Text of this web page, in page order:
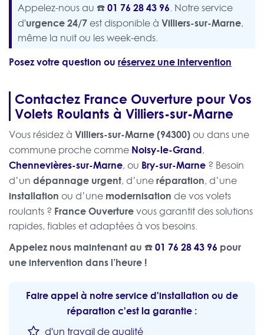
Appelez-nous au ☎️01 76 28 43 96. Notre service
d'urgence 24/7 est disponible à Villiers-sur-Marne,
même la nuit ou les week-ends.
Posez votre question ou réservez une intervention
Contactez France Ouverture pour Vos
Volets Roulants à Villiers-sur-Marne
Vous résidez à Villiers-sur-Marne (94300)ou dans une
commune proche comme Noisy-le-Grand,
Chennevières-sur-Marne, ou Bry-sur-Marne ? Besoin
d’un dépannage urgent, d’uneréparation, d’une
installation ou d’une modernisation de vos volets
roulants ? France Ouverturevous garantit des solutions
rapides, fiables et adaptées à vos besoins.
Appelez nous maintenant au ☎️01 76 28 43 96 pour
une intervention dans l’heure !
Faire appel à notre service d'installation ou de
réparation c'est la garantie :
d'un travail de qualité